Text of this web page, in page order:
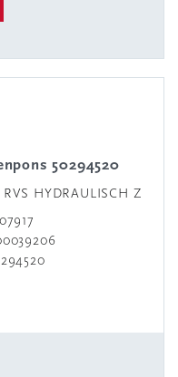
50294520
HYDRAULISCH Z